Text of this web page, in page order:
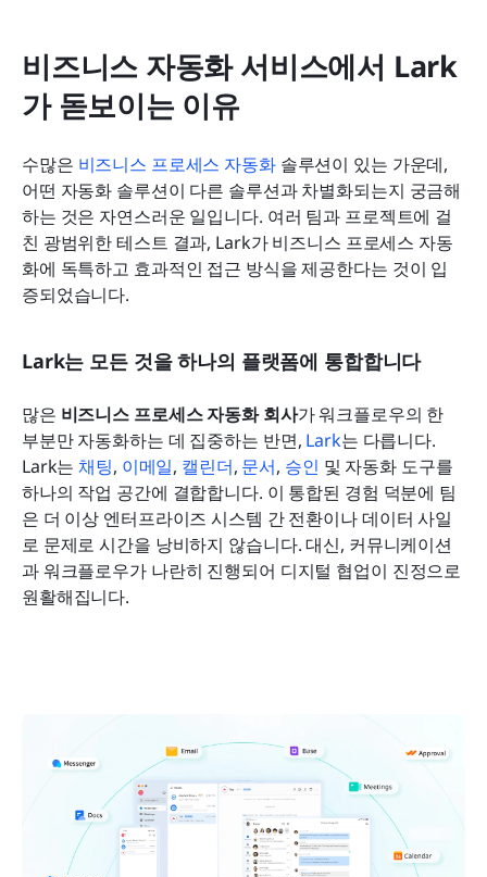
비즈니스 자동화 서비스에서 Lark
가 돋보이는 이유
수많은 비즈니스 프로세스 자동화 솔루션이 있는 가운데,
어떤 자동화 솔루션이 다른 솔루션과 차별화되는지 궁금해
하는 것은 자연스러운 일입니다. 여러 팀과 프로젝트에 걸
친 광범위한 테스트 결과, Lark가 비즈니스 프로세스 자동
화에 독특하고 효과적인 접근 방식을 제공한다는 것이 입
증되었습니다.
Lark는 모든 것을 하나의 플랫폼에 통합합니다
많은 비즈니스 프로세스 자동화 회사가 워크플로우의 한
부분만 자동화하는 데 집중하는 반면, Lark는 다릅니다.
Lark는 채팅, 이메일, 캘린더, 문서, 승인 및 자동화 도구를
하나의 작업 공간에 결합합니다. 이 통합된 경험 덕분에 팀
은 더 이상 엔터프라이즈 시스템 간 전환이나 데이터 사일
로 문제로 시간을 낭비하지 않습니다. 대신, 커뮤니케이션
과 워크플로우가 나란히 진행되어 디지털 협업이 진정으로
원활해집니다.